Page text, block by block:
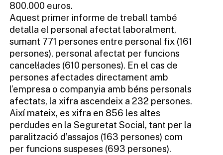
800.000 euros.
Aquest primer informe de treball també
detalla el personal afectat laboralment,
sumant 771 persones entre personal fix (161
persones), personal afectat per funcions
cancel·lades (610 persones). En el cas de
persones afectades directament amb
l’empresa o companyia amb béns personals
afectats, la xifra ascendeix a 232 persones.
Així mateix, es xifra en 856 les altes
perdudes en la Seguretat Social, tant per la
paralització d’assajos (163 persones) com
per funcions suspeses (693 persones).